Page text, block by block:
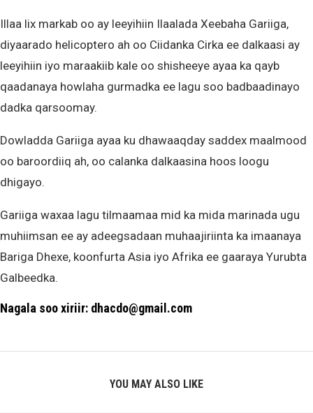
Illaa lix markab oo ay leeyihiin Ilaalada Xeebaha Gariiga,
diyaarado helicoptero ah oo Ciidanka Cirka ee dalkaasi ay
leeyihiin iyo maraakiib kale oo shisheeye ayaa ka qayb
qaadanaya howlaha gurmadka ee lagu soo badbaadinayo
dadka qarsoomay.
Dowladda Gariiga ayaa ku dhawaaqday saddex maalmood
oo baroordiiq ah, oo calanka dalkaasina hoos loogu
dhigayo.
Gariiga waxaa lagu tilmaamaa mid ka mida marinada ugu
muhiimsan ee ay adeegsadaan muhaajiriinta ka imaanaya
Bariga Dhexe, koonfurta Asia iyo Afrika ee gaaraya Yurubta
Galbeedka.
Nagala soo xiriir: dhacdo@gmail.com
YOU MAY ALSO LIKE